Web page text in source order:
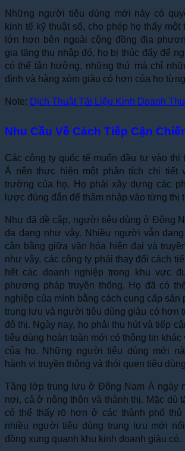
Những người tiêu dùng mới này có
kinh tế kỹ thuật số, cho phép họ thấy
lớn hơn bên ngoài cộng đồng địa
gia tăng thu nhập đó, họ bị thúc đẩy để
có thể tận hưởng, những thứ mà chỉ
đình và hàng xóm giàu có hơn của họ
Note: Dịch Thuật Tài Liệu Kinh Doanh
Nhu Cầu Về Cách Tiếp Cận
Các công ty quốc tế muốn đầu tư vào
Á nên thực hiện một phân tích chi tiết
trường của họ. Họ phải xây dựng các
lược đúng đắn để thâm nhập vào từng thị
Như đã đề cập, người tiêu dùng ở Đông
đa dạng như vậy. Nhiều người vẫn
cân bằng giữa văn hóa hiện đại và
như vậy, các công ty phải thay đổi cách
hết các doanh nghiệp trong khu vực
phương pháp truyền thống. Họ đã có
nghiệp của mình bằng cách cung cấp sản
trung lưu và người tiêu dùng giàu có hơn
đô thị. Ngày nay, họ phải thu hút và tiếp
tiêu dùng hoàn toàn mới có thông tin
của họ. Những người tiêu dùng mới
hành vi truyền thông và thói quen tiêu
Tầng lớp trung lưu ở Đông Nam Á ngày
nơi, cả ở nông thôn và thành thị. Mặc dù
có thể thấy rõ hơn ở các thành phố
nhiều người tiêu dùng trung lưu mới
đồng xung quanh khu kinh doanh giàu có.